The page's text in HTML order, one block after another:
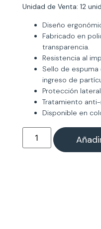
Unidad de Venta: 12
Diseño
Fabricado en
transparencia.
Resistencia al
Sello de
ingreso de
Protección
Tratamiento
Disponible en